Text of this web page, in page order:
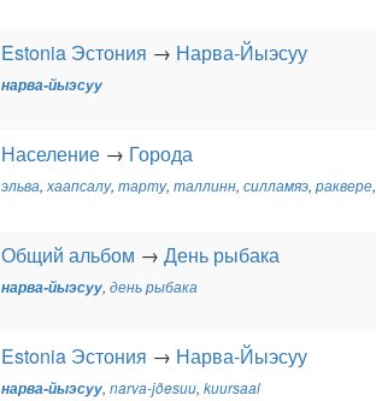
Estonia Эстония → Нарва-Йыэсуу
нарва-йыэсуу
Население → Города
эльва,хаапсалу, тарту, таллинн, силламяэ, раквере,
Общий альбом → День рыбака
нарва-йыэсуу, день рыбака
Estonia Эстония → Нарва-Йыэсуу
нарва-йыэсуу, narva-jõesuu, kuursaal